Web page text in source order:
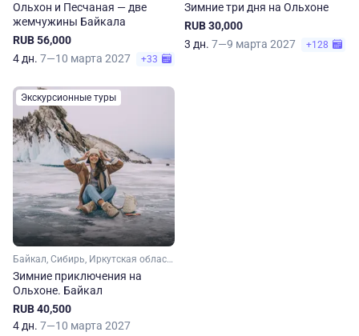
Ольхон и Песчаная — две
жемчужины Байкала
RUB 56,000
4 дн. 7—10 марта 2027 +33
Зимние три дня на Ольхоне
RUB 30,000
3 дн. 7—9 марта 2027 +128
Экскурсионные туры
Байкал, Сибирь, Иркутская область
Зимние приключения на
Ольхоне. Байкал
RUB 40,500
4 дн. 7—10 марта 2027